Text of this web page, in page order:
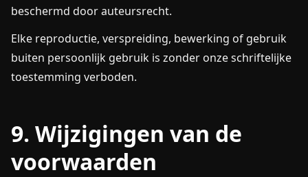
beschermd door auteursrecht.
Elke reproductie, verspreiding, bewerking of gebruik
buiten persoonlijk gebruik is zonder onze schriftelijke
toestemming verboden.
9. Wijzigingen van de
voorwaarden